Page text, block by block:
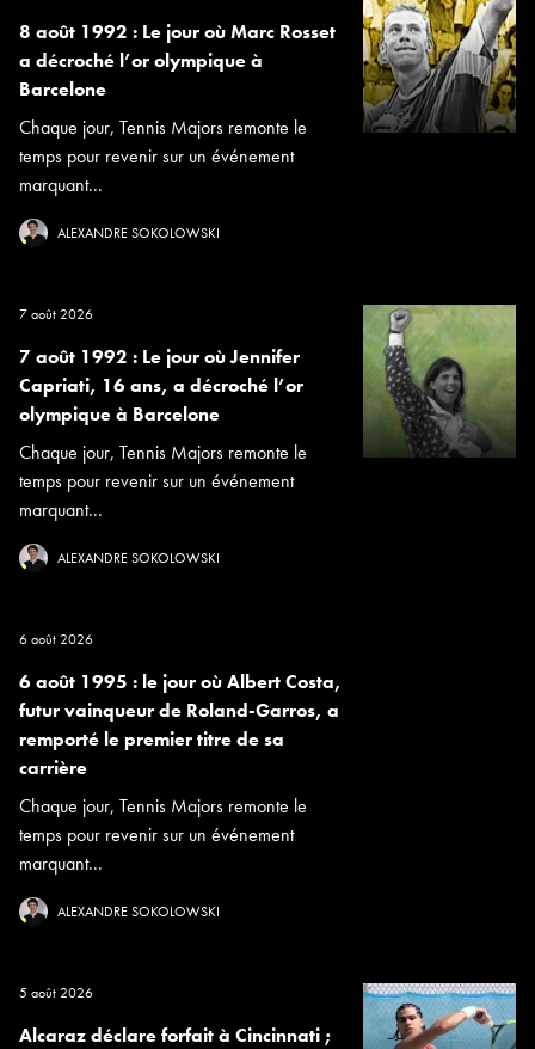
8 août 1992 : Le jour où Marc Rosset
a décroché l’or olympique à
Barcelone
Chaque jour, Tennis Majors remonte le
temps pour revenir sur un événement
marquant...
ALEXANDRE SOKOLOWSKI
7 août 2026
7 août 1992 : Le jour où Jennifer
Capriati, 16 ans, a décroché l’or
olympique à Barcelone
Chaque jour, Tennis Majors remonte le
temps pour revenir sur un événement
marquant...
ALEXANDRE SOKOLOWSKI
6 août 2026
6 août 1995 : le jour où Albert Costa,
futur vainqueur de Roland-Garros, a
remporté le premier titre de sa
carrière
Chaque jour, Tennis Majors remonte le
temps pour revenir sur un événement
marquant...
ALEXANDRE SOKOLOWSKI
5 août 2026
Alcaraz déclare forfait à Cincinnati ;